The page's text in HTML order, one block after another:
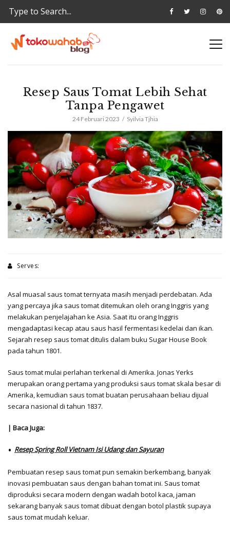
Resep Saus Tomat Lebih Sehat
Tanpa Pengawet
24 Februari 2023 Syilvia Tjhia
Serves:
Asal muasal saus tomat ternyata masih menjadi perdebatan. Ada
yang percaya jika saus tomat ditemukan oleh orang Inggris yang
melakukan penjelajahan ke Asia. Saat itu orang Inggris
mengadaptasi kecap atau saus hasil fermentasi kedelai dan ikan.
Sejarah resep saus tomat ditulis dalam buku Sugar House Book
pada tahun 1801.
Saus tomat mulai perlahan terkenal di Amerika. Jonas Yerks
merupakan orang pertama yang produksi saus tomat skala besar di
Amerika, kemudian saus tomat buatan perusahaan beliau dijual
secara nasional di tahun 1837.
| Baca Juga:
Resep Spring Roll Vietnam Isi Udang dan Sayuran
Pembuatan resep saus tomat pun semakin berkembang, banyak
inovasi pembuatan saus dengan bahan tomat ini. Saus tomat
diproduksi secara modern dengan wadah botol kaca, jaman
sekarang banyak saus tomat dibuat dengan botol plastik supaya
saus tomat mudah keluar.